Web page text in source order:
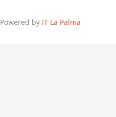
Powered by IT La Palma